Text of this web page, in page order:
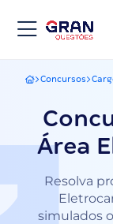
Gran Questões
Concursos
Área
Resolva
simulados